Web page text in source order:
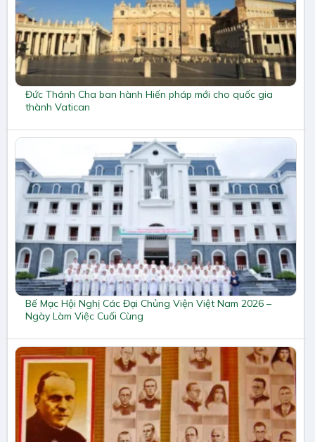
Đức Thánh Cha ban hành Hiến pháp mới cho quốc gia
thành Vatican
Bế Mạc Hội Nghị Các Đại Chủng Viện Việt Nam 2026 –
Ngày Làm Việc Cuối Cùng